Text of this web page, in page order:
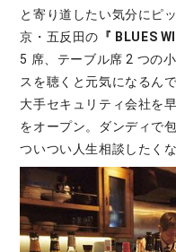
と寄り道したい気分にピ
京・五反田の 『 BLUES
5 席、テーブル席 2 つの
スを聴くと元気になるん
大手セキュリティ会社を
をオープン。ダンディで
ついつい人生相談したく